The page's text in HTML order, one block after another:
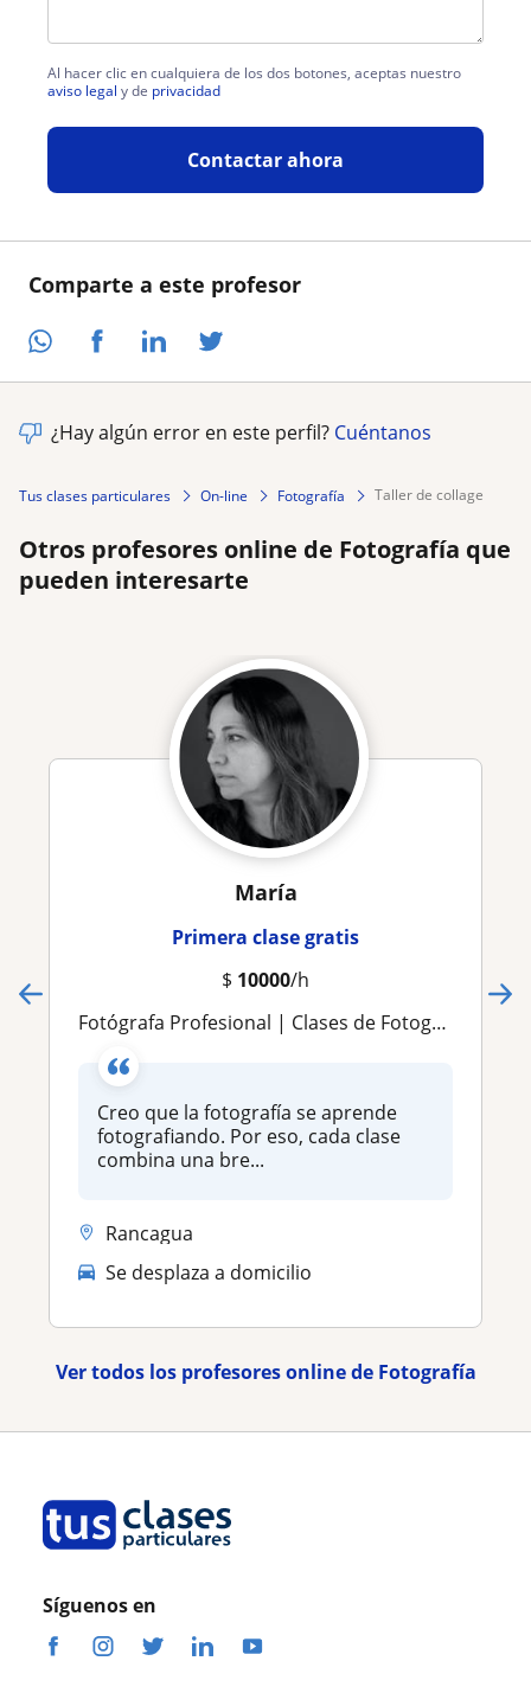
Comparte a este profesor
Al hacer clic en cualquiera de los dos botones, aceptas nuestro
aviso legal y de privacidad
Contactar ahora
¿Hay algún error en este perfil? Cuéntanos
Tus clases particulares On-line Fotografía taller de collage
Otros profesores online de Fotografía que
pueden interesarte
María
Primera clase gratis
$ 10000/h
Fotógrafa Profesional | Clases de Fotografía Digital y Análoga | Desde Nivel Principiante
Creo que la fotografía se aprende
fotografiando. Por eso, cada clase
combina una bre...
Rancagua
Se desplaza a domicilio
Ver todos los profesores online de Fotografía
Síguenos en